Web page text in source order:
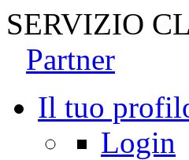
SERVIZIO
Partner
Il tuo
Login